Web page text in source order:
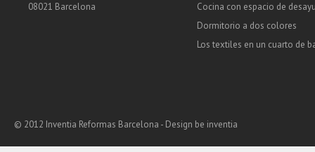
08021 Barcelona
Cocina con espacio de
Dormitorio a dos colores
Los textiles en un cuarto de
© 2012 Inventia Reformas Barcelona - Design be inventia